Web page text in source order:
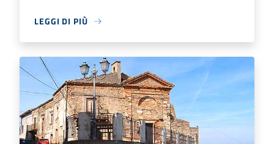
LEGGI DI PIÙ